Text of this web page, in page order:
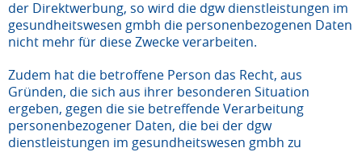
der Direktwerbung, so wird die dgw dienstleistungen im
gesundheitswesen gmbh die personenbezogenen Daten
nicht mehr für diese Zwecke verarbeiten.
Zudem hat die betroffene Person das Recht, aus
Gründen, die sich aus ihrer besonderen Situation
ergeben, gegen die sie betreffende Verarbeitung
personenbezogener Daten, die bei der dgw
dienstleistungen im gesundheitswesen gmbh zu